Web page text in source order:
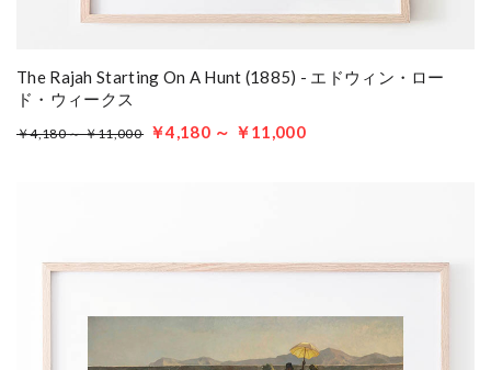
The Rajah Starting On A Hunt (1885) - エドウィン・ロー
ド・ウィークス
￥4,180 ～ ￥11,000 ￥4,180 ～ ￥11,000